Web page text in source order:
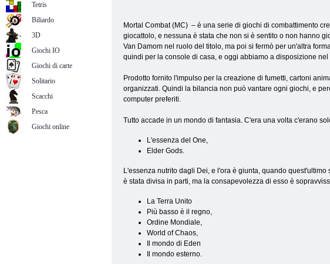
Mortal Combat (MC) – è una serie di giochi di combattimento
giocattolo, e nessuna è stata che non si è sentito o non hanno
Van Damom nel ruolo del titolo, ma poi si fermò per un'altra
quindi per la console di casa, e oggi abbiamo a disposizione
Prodotto fornito l'impulso per la creazione di fumetti, cartoni
organizzati. Quindi la bilancia non può vantare ogni giochi, e
computer preferiti.
Tutto accade in un mondo di fantasia. C'era una volta c'erano
L'essenza del One,
Elder Gods.
L'essenza nutrito dagli Dei, e l'ora è giunta, quando
è stata divisa in parti, ma la consapevolezza di esso è
La Terra Unito
Più basso è il regno,
Ordine Mondiale,
World of Chaos,
Il mondo di Eden
Il mondo esterno.
Tetris
Biliardo
3D
Giochi IO
Giochi di carte
Solitario
Scacchi
Pesca
Giochi online